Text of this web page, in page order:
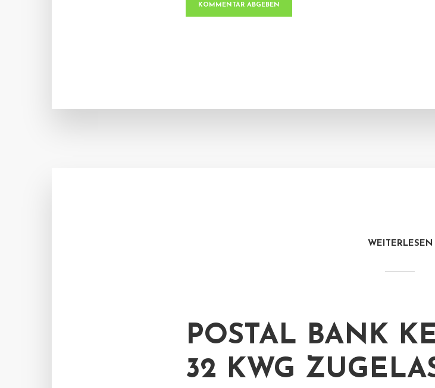
WEITERLESEN
POSTAL BANK
32 KWG